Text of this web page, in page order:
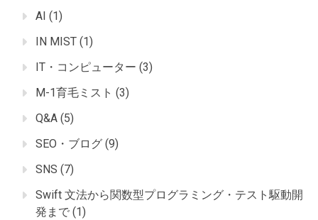
AI (1)
IN MIST (1)
IT・コンピューター (3)
M-1育毛ミスト (3)
Q&A (5)
SEO・ブログ (9)
SNS (7)
Swift 文法から関数型プログラミング・テスト駆動開
発まで (1)